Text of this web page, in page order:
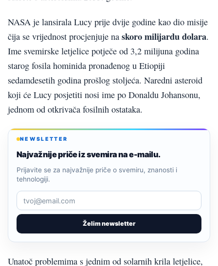
NASA je lansirala Lucy prije dvije godine kao dio misije
čija se vrijednost procjenjuje na skoro milijardu dolara.
Ime svemirske letjelice potječe od 3,2 milijuna godina
starog fosila hominida pronađenog u Etiopiji
sedamdesetih godina prošlog stoljeća. Naredni asteroid
koji će Lucy posjetiti nosi ime po Donaldu Johansonu,
jednom od otkrivača fosilnih ostataka.
NEWSLETTER
Najvažnije priče iz svemira na e-mailu.
Želim newsletter
Prijavite se za najvažnije priče o svemiru, znanosti i
tehnologiji.
Unatoč problemima s jednim od solarnih krila letjelice,